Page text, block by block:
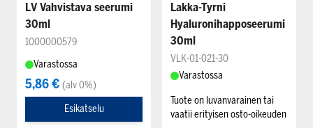
LV Vahvistava seerumi
30ml
1000000579
Varastossa
5,86 € (alv 0%)
Esikatselu
Lakka-Tyrni
Hyaluronihapposeerumi
30ml
VLK-01-021-30
Varastossa
Tuote on luvanvarainen tai
vaatii erityisen osto-oikeuden